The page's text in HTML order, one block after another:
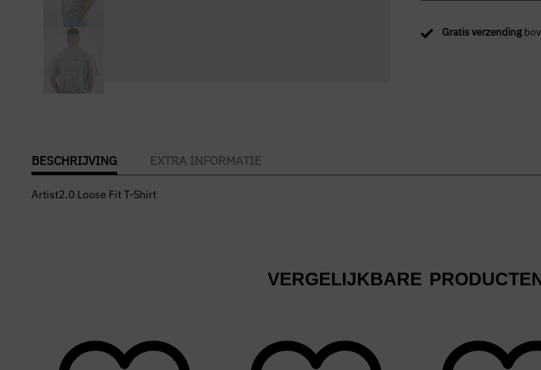
Gratis verzending
BESCHRIJVING EXTRA INFORMATIE
Artist2.0 Loose Fit T-Shirt
VERGELIJKBARE